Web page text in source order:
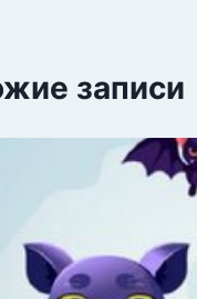
записи